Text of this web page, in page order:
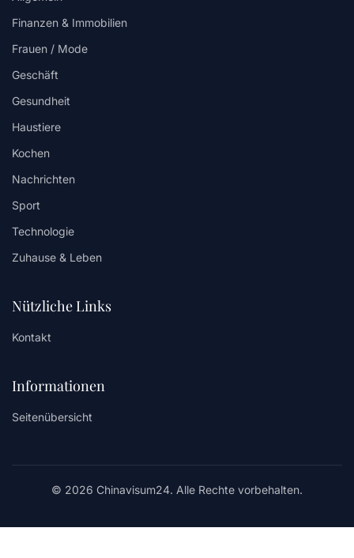
Finanzen & Immobilien
Frauen / Mode
Geschäft
Gesundheit
Haustiere
Kochen
Nachrichten
Sport
Technologie
Zuhause & Leben
Nützliche Links
Kontakt
Informationen
Seitenübersicht
© 2026 Chinavisum24. Alle Rechte vorbehalten.